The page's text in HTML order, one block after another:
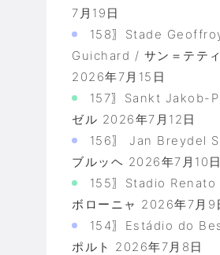
7月19日
158〗Stade
Guichard / サン＝テテ
2026年7月15日
157〗Sankt Jakob-
ゼル 2026年7月12日
156〗 Jan Breydel
ブルッヘ 2026年7月10日
155〗Stadio Renato
ボローニャ 2026年7月9
154〗Estádio do
ポルト 2026年7月8日